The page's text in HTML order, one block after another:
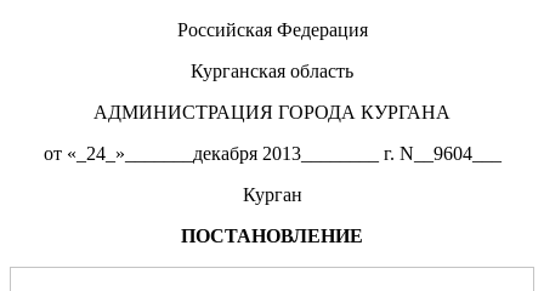
Российская Федерация
Курганская область
АДМИНИСТРАЦИЯ ГОРОДА КУРГАНА
от «_24_»_______декабря 2013________ г. N__9604___
Курган
ПОСТАНОВЛЕНИЕ